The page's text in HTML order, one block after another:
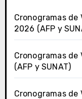
Cronogramas de
2026 (AFP y
Cronogramas de
(AFP y SUNAT)
Cronogramas de